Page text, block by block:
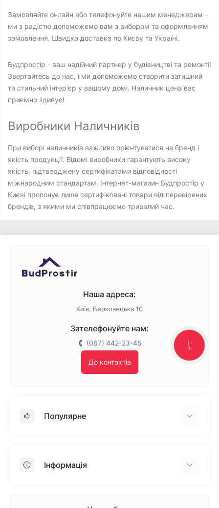
Замовляйте онлайн або телефонуйте нашим менеджерам –
ми з радістю допоможемо вам з вибором та оформленням
замовлення. Швидка доставка по Києву та Україні.
Будпростір - ваш надійний партнер у будівництві та ремонті!
Звертайтесь до нас, і ми допоможемо створити затишний
та стильний інтер'єр у вашому домі. Наличник цена вас
приємно здивує!
Виробники Наличників
При виборі наличників важливо орієнтуватися на бренд і
якість продукції. Відомі виробники гарантують високу
якість, підтверджену сертифікатами відповідності
міжнародним стандартам. Інтернет-магазин Будпростір у
Києві пропонує лише сертифіковані товари від перевірених
брендів, з якими ми співпрацюємо тривалий час.
Наша адреса:
Київ, Берковецька 10
Зателефонуйте нам:
(067) 442-23-45
До контактів
Популярне
ПінопластІнформація
КНОПКА
ЗВ'ЯЗКУ